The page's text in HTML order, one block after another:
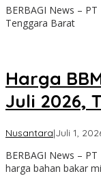
BERBAGI News –
Tenggara Barat
Harga
Juli 2026,
Nusantara|Juli 1,
BERBAGI News –
harga bahan bakar